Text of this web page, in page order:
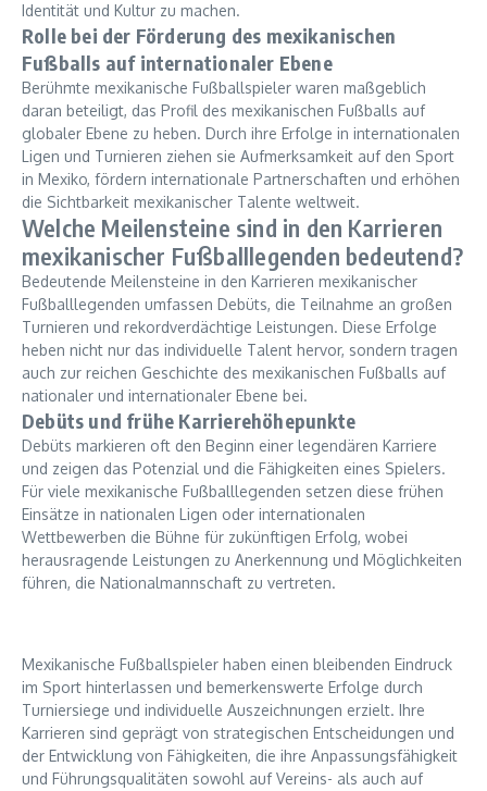
Identität und Kultur zu machen.
Rolle bei der Förderung des mexikanischen
Fußballs auf internationaler Ebene
Berühmte mexikanische Fußballspieler waren maßgeblich
daran beteiligt, das Profil des mexikanischen Fußballs auf
globaler Ebene zu heben. Durch ihre Erfolge in internationalen
Ligen und Turnieren ziehen sie Aufmerksamkeit auf den Sport
in Mexiko, fördern internationale Partnerschaften und erhöhen
die Sichtbarkeit mexikanischer Talente weltweit.
Welche Meilensteine sind in den Karrieren
mexikanischer Fußballlegenden bedeutend?
Bedeutende Meilensteine in den Karrieren mexikanischer
Fußballlegenden umfassen Debüts, die Teilnahme an großen
Turnieren und rekordverdächtige Leistungen. Diese Erfolge
heben nicht nur das individuelle Talent hervor, sondern tragen
auch zur reichen Geschichte des mexikanischen Fußballs auf
nationaler und internationaler Ebene bei.
Debüts und frühe Karrierehöhepunkte
Debüts markieren oft den Beginn einer legendären Karriere
und zeigen das Potenzial und die Fähigkeiten eines Spielers.
Für viele mexikanische Fußballlegenden setzen diese frühen
Einsätze in nationalen Ligen oder internationalen
Wettbewerben die Bühne für zukünftigen Erfolg, wobei
herausragende Leistungen zu Anerkennung und Möglichkeiten
führen, die Nationalmannschaft zu vertreten.
Mexikanische Fußballspieler haben einen bleibenden Eindruck
im Sport hinterlassen und bemerkenswerte Erfolge durch
Turniersiege und individuelle Auszeichnungen erzielt. Ihre
Karrieren sind geprägt von strategischen Entscheidungen und
der Entwicklung von Fähigkeiten, die ihre Anpassungsfähigkeit
und Führungsqualitäten sowohl auf Vereins- als auch auf